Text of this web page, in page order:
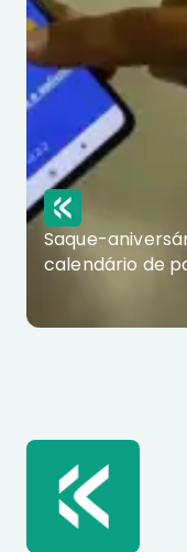
Saque-
calendário de